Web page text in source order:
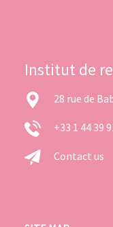
Institut de
28 rue de
+33 1 44 39
Contact us